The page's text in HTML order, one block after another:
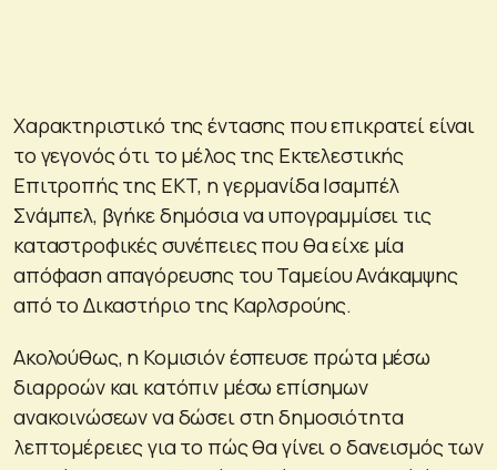
Χαρακτηριστικό της έντασης που επικρατεί είναι
το γεγονός ότι το μέλος της Εκτελεστικής
Επιτροπής της ΕΚΤ, η γερμανίδα Ισαμπέλ
Σνάμπελ, βγήκε δημόσια να υπογραμμίσει τις
καταστροφικές συνέπειες που θα είχε μία
απόφαση απαγόρευσης του Ταμείου Ανάκαμψης
από το Δικαστήριο της Καρλσρούης.
Ακολούθως, η Κομισιόν έσπευσε πρώτα μέσω
διαρροών και κατόπιν μέσω επίσημων
ανακοινώσεων να δώσει στη δημοσιότητα
λεπτομέρειες για το πώς θα γίνει ο δανεισμός των